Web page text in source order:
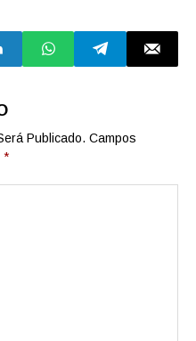
Publicado. Campos
*